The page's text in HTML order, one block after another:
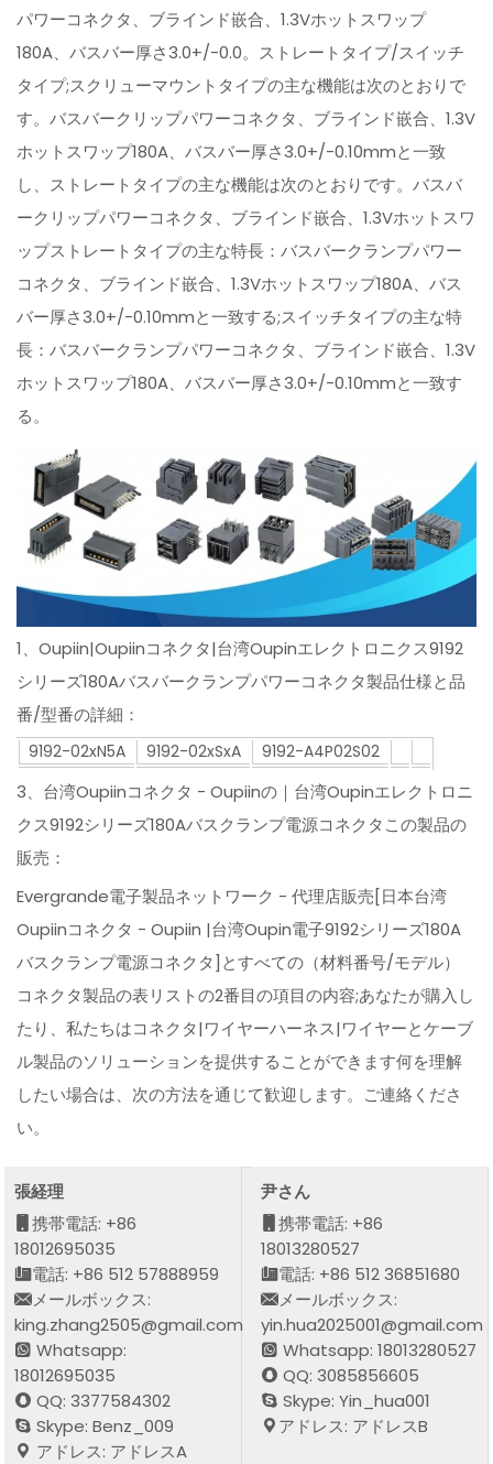
パワーコネクタ、ブラインド嵌合、1.3Vホットスワップ
180A、バスバー厚さ3.0+/-0.0。ストレートタイプ/スイッチ
タイプ;スクリューマウントタイプの主な機能は次のとおりで
す。バスバークリップパワーコネクタ、ブラインド嵌合、1.3V
ホットスワップ180A、バスバー厚さ3.0+/-0.10mmと一致
し、ストレートタイプの主な機能は次のとおりです。バスバ
ークリップパワーコネクタ、ブラインド嵌合、1.3Vホットスワ
ップストレートタイプの主な特長：バスバークランプパワー
コネクタ、ブラインド嵌合、1.3Vホットスワップ180A、バス
バー厚さ3.0+/-0.10mmと一致する;スイッチタイプの主な特
長：バスバークランプパワーコネクタ、ブラインド嵌合、1.3V
ホットスワップ180A、バスバー厚さ3.0+/-0.10mmと一致す
る。
1、Oupiin|Oupiinコネクタ|台湾Oupinエレクトロニクス9192
シリーズ180Aバスバークランプパワーコネクタ製品仕様と品
番/型番の詳細：
9192-02xN5A 9192-02xSxA 9192-A4P02S02
3、台湾Oupiinコネクタ - Oupiinの｜台湾Oupinエレクトロニ
クス9192シリーズ180Aバスクランプ電源コネクタこの製品の
販売：
Evergrande電子製品ネットワーク - 代理店販売[日本台湾
Oupiinコネクタ - Oupiin |台湾Oupin電子9192シリーズ180A
バスクランプ電源コネクタ]とすべての（材料番号/モデル）
コネクタ製品の表リストの2番目の項目の内容;あなたが購入し
たり、私たちはコネクタ|ワイヤーハーネス|ワイヤーとケーブ
ル製品のソリューションを提供することができます何を理解
したい場合は、次の方法を通じて歓迎します。ご連絡くださ
い。
張経理
携帯電話: +86
18012695035
電話: +86 512 57888959
メールボックス:
king.zhang2505@gmail.com
Whatsapp:
18012695035
QQ: 3377584302
Skype: Benz_009
アドレス: アドレスA
尹さん
携帯電話: +86
18013280527
電話: +86 512 36851680
メールボックス:
yin.hua2025001@gmail.com
Whatsapp: 18013280527
QQ: 3085856605
Skype: Yin_hua001
アドレス: アドレスB